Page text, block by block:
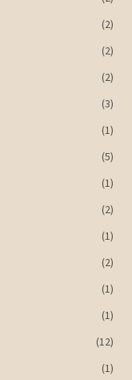
(2)
(2)
(2)
(3)
(1)
(5)
(1)
(2)
(1)
(2)
(1)
(1)
(12)
(1)